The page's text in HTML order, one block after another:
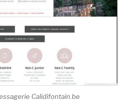
Calidifontain.be